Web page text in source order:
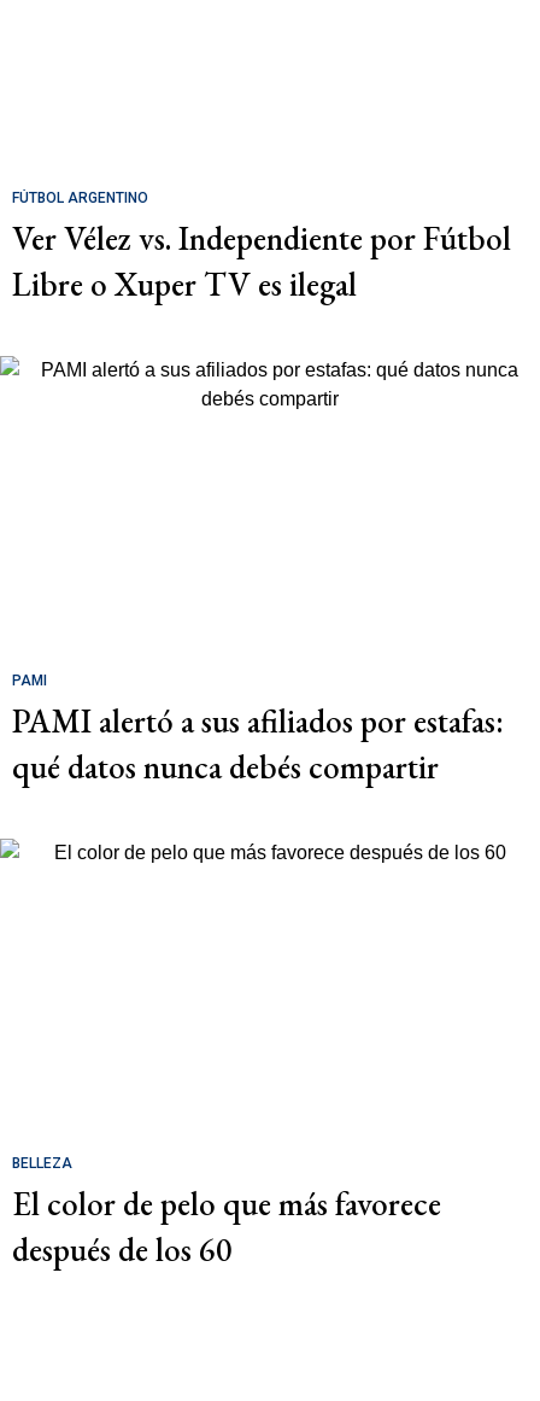
FÚTBOL ARGENTINO
Ver Vélez vs. Independiente por Fútbol
Libre o Xuper TV es ilegal
PAMI
PAMI alertó a sus afiliados por estafas:
qué datos nunca debés compartir
BELLEZA
El color de pelo que más favorece
después de los 60